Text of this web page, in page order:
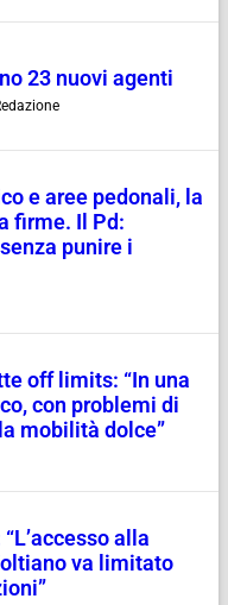
23 nuovi agenti
e aree pedonali, la
firme. Il Pd:
punire i
off limits: “In una
con problemi di
mobilità dolce”
alla
va limitato